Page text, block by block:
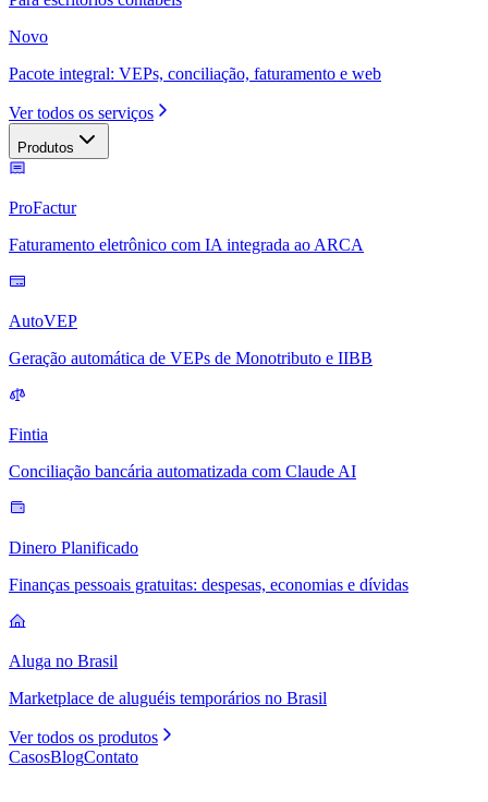
Novo
Pacote integral: VEPs, conciliação, faturamento e web
Ver todos os serviços
Produtos
ProFactur
Faturamento eletrônico com IA integrada ao ARCA
AutoVEP
Geração automática de VEPs de Monotributo e IIBB
Fintia
Conciliação bancária automatizada com Claude AI
Dinero Planificado
Finanças pessoais gratuitas: despesas, economias e dívidas
Aluga no Brasil
Marketplace de aluguéis temporários no Brasil
Ver todos os produtos
CasosBlogContato